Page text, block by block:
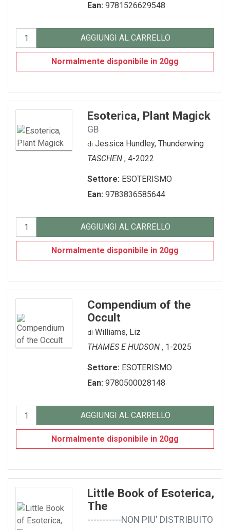
Ean: 9781526629548
AGGIUNGI AL CARRELLO
Normalmente disponibile in 20gg
Esoterica, Plant Magick
GB
di Jessica Hundley, Thunderwing
TASCHEN , 4-2022
Settore: ESOTERISMO
Ean: 9783836585644
AGGIUNGI AL CARRELLO
Normalmente disponibile in 20gg
Compendium of the
Occult
di Williams, Liz
THAMES E HUDSON , 1-2025
Settore: ESOTERISMO
Ean: 9780500028148
AGGIUNGI AL CARRELLO
Normalmente disponibile in 20gg
Little Book of Esoterica,
The
-----------NON PIU' DISTRIBUITO